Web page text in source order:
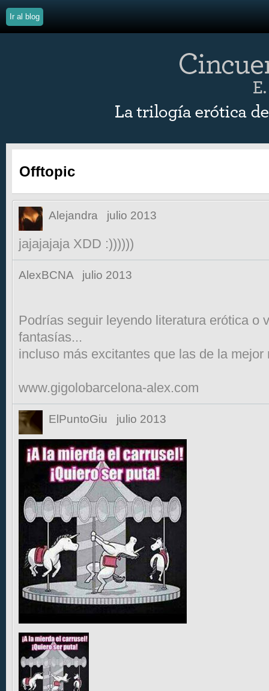
Ir al blog
Offtopic
Alejandra julio 2013
jajajajaja XDD :))))))
AlexBCNA julio 2013
Podrías seguir leyendo literatura erótica o
fantasías...
incluso más excitantes que las de la mejor
www.gigolobarcelona-alex.com
ElPuntoGiu julio 2013